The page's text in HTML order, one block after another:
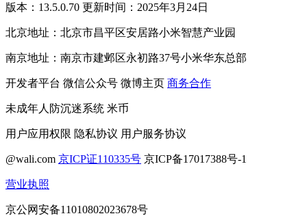
版本：13.5.0.70 更新时间：2025年3月24日
北京地址：北京市昌平区安居路小米智慧产业园
南京地址：南京市建邺区永初路37号小米华东总部
开发者平台 微信公众号 微博主页 商务合作
未成年人防沉迷系统 米币
用户应用权限 隐私协议 用户服务协议
@wali.com 京ICP证110335号 京ICP备17017388号-1
营业执照
京公网安备11010802023678号